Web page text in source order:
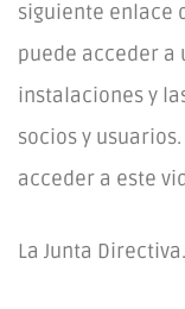
siguiente enlace
puede acceder a
instalaciones y
socios y
acceder a este
La Junta Directiva.